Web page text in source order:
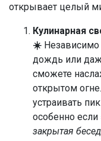
открывает целый
Кулинарная
☀️ Независимо
дождь или
сможете
открытом огне.
устраивать
особенно если
закрытая